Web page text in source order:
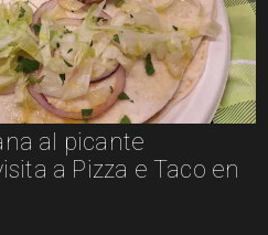
matutino por